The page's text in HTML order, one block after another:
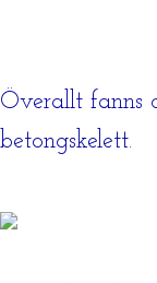
Överallt fanns
betongskelett.